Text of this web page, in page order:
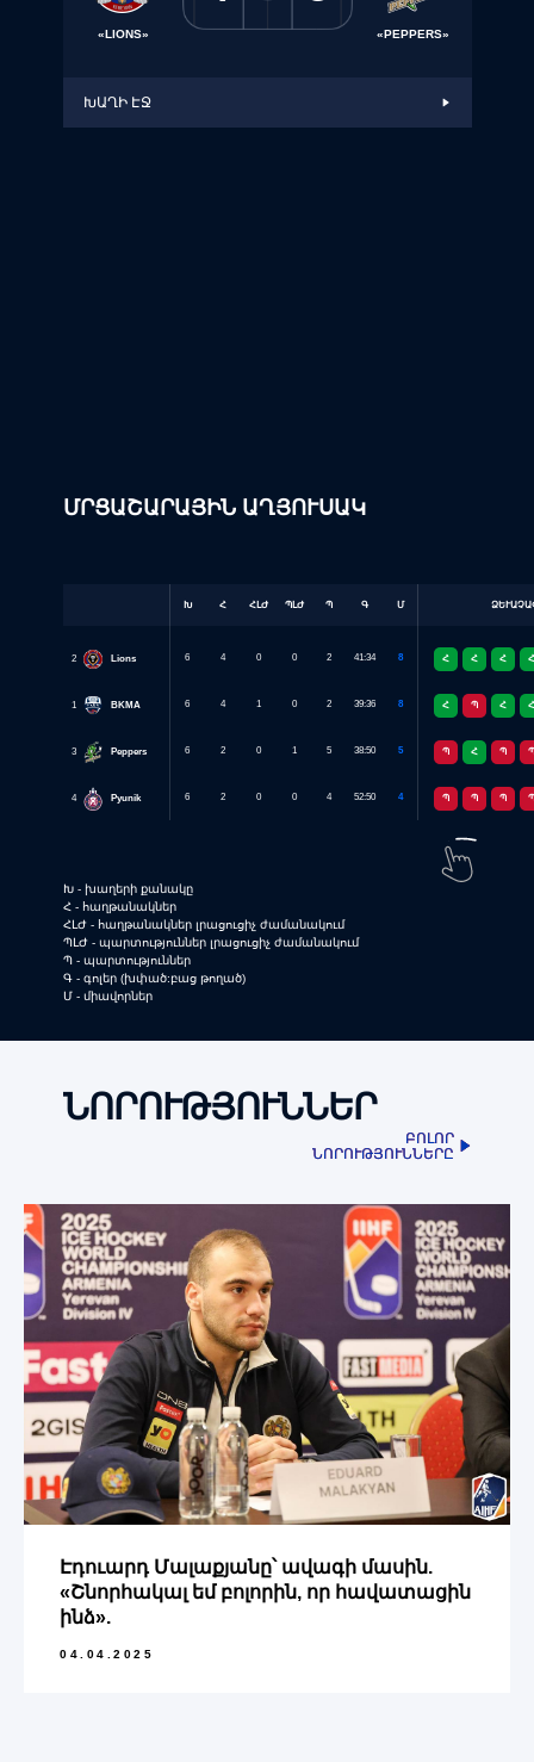
ԽԱՂԻ ԷՋ
«LIONS» «PEPPERS»
ՄՐՑԱՇԱՐԱՅԻՆ ԱՂՅՈՒՍԱԿ
3 Peppers Պ Պ
Հ
Պ
1 BKMA Հ
Հ
Պ
Հ
Հ
2 Lions Հ Հ
Հ
4 Pyunik Պ
Պ
Պ
Պ
8
39:36
2
0
1
4
6
8
41:34
2
0
0
4
6
5
38:50
5
1
0
2
6
4
52:50
4
0
0
2
6
Խ Հ ՀԼԺ ՊԼԺ Պ Գ Մ ՁԵՒԱՉԱՓ
Խ - խաղերի քանակը
Հ - հաղթանակներ
ՀԼԺ - հաղթանակներ լրացուցիչ ժամանակում
ՊԼԺ - պարտություններ լրացուցիչ ժամանակում
Պ - պարտություններ
Գ - գոլեր (խփած:բաց թողած)
Մ - միավորներ
ՆՈՐՈՒԹՅՈՒՆՆԵՐ
ԲՈԼՈՐ
ՆՈՐՈՒԹՅՈՒՆՆԵՐԸ
ԲՈԼՈՐ
ՆՈՐՈՒԹՅՈՒՆՆԵՐԸ
Էդուարդ Մալաքյանը՝ ավագի մասին.
«Շնորհակալ եմ բոլորին, որ հավատացին
ինձ».
04.04.2025